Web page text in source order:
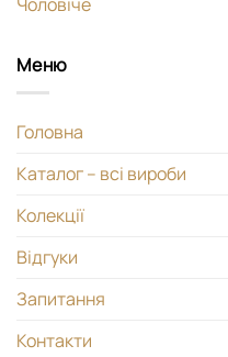
Меню
Головна
Каталог – всі вироби
Колекції
Відгуки
Запитання
Контакти